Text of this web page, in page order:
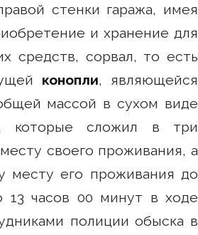
стенки гаража, имея
и хранение для
средств, сорвал, то есть
конопли, являющейся
массой в сухом виде
которые сложил в три
своего проживания, а
месту его проживания до
13 часов 00 минут в ходе
полиции обыска в